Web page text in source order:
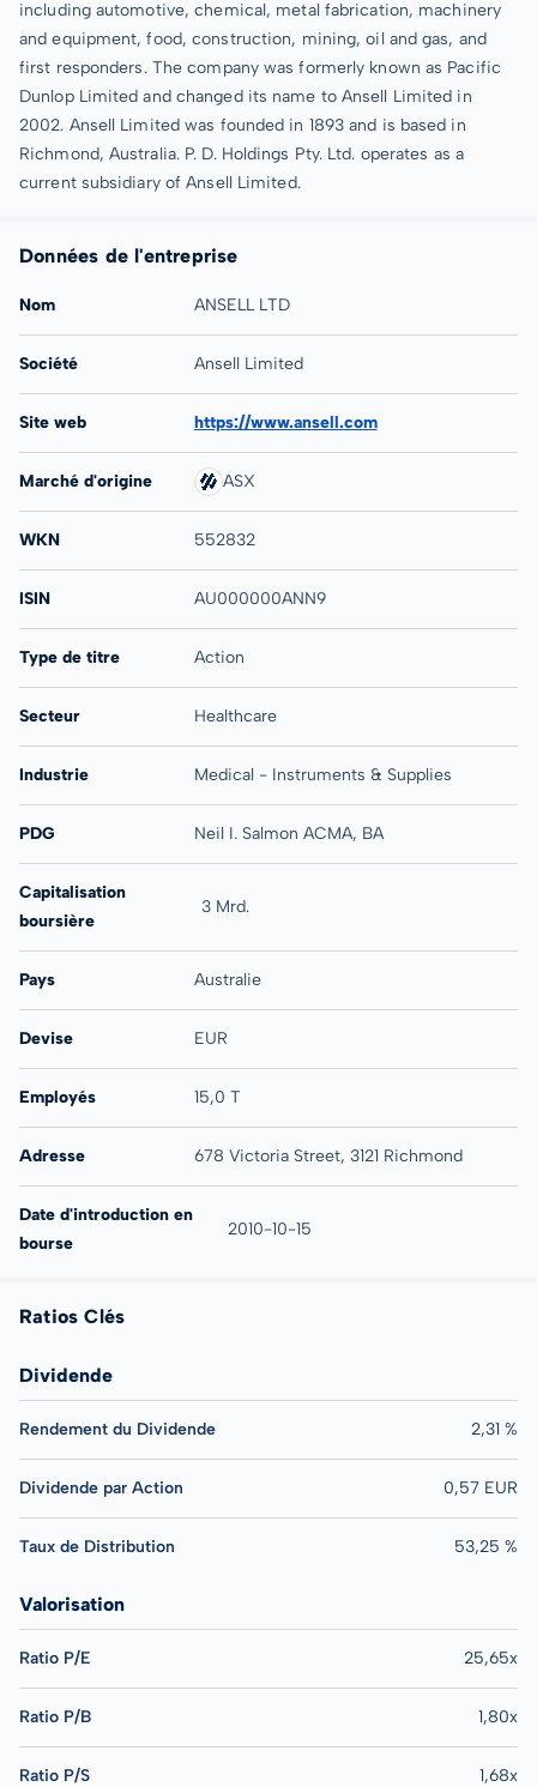
including automotive, chemical, metal fabrication, machinery
and equipment, food, construction, mining, oil and gas, and
first responders. The company was formerly known as Pacific
Dunlop Limited and changed its name to Ansell Limited in
2002. Ansell Limited was founded in 1893 and is based in
Richmond, Australia. P. D. Holdings Pty. Ltd. operates as a
current subsidiary of Ansell Limited.
Données de l'entreprise
Nom ANSELL LTD
Société Ansell Limited
Site web https://www.ansell.com
Marché d'origine ASX
WKN 552832
ISIN AU000000ANN9
Type de titre Action
Secteur Healthcare
Industrie Medical - Instruments & Supplies
PDG Neil I. Salmon ACMA, BA
Capitalisation
boursière
3 Mrd.
Pays Australie
Devise EUR
Employés 15,0 T
Adresse 678 Victoria Street, 3121 Richmond
Date d'introduction en
bourse
2010-10-15
Ratios Clés
Dividende
Rendement du Dividende 2,31 %
Dividende par Action 0,57 EUR
Taux de Distribution 53,25 %
Valorisation
Ratio P/E 25,65x
Ratio P/B 1,80x
Ratio P/S 1,68x